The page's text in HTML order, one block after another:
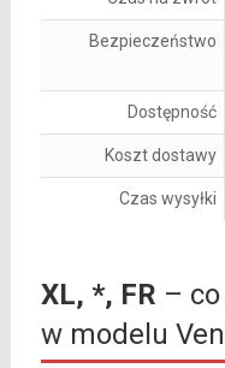
Bezpieczeństwo
Dostępność
Koszt dostawy
Czas wysyłki
XL, *, FR –
w modelu